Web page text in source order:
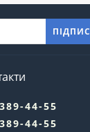
44-55
44-55